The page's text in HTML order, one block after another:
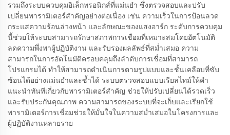
รวมถึงระบบควบคุมอิเล็กทรอนิกส์ที่แม่นยำ ซึ่งตรวจสอบและปรับ
เปลี่ยนพารามิเตอร์สำคัญอย่างต่อเนื่อง เช่น ความเร็วในการป้อนลวด
กระแสความร้อนล่วงหน้า และลักษณะของแสงอาร์ก ระดับการควบคุม
นี้ช่วยให้ระบบสามารถรักษาสภาพการเชื่อมที่เหมาะสมโดยอัตโนมัติ
ลดความพึ่งพาผู้ปฏิบัติงาน และรับรองผลลัพธ์ที่สม่ำเสมอ ความ
สามารถในการอัตโนมัติครอบคลุมถึงลำดับการเชื่อมที่สามารถ
โปรแกรมได้ ทำให้สามารถดำเนินการตามรูปแบบและชั้นเคลือบที่ซับ
ซ้อนได้อย่างแม่นยำและซ้ำได้ ระบบตรวจสอบแบบเรียลไทม์ให้คำ
แนะนำทันทีเกี่ยวกับพารามิเตอร์สำคัญ ช่วยให้ปรับเปลี่ยนได้รวดเร็ว
และรับประกันคุณภาพ ความสามารถของระบบที่จะเก็บและเรียกใช้
พารามิเตอร์การเชื่อมช่วยให้มั่นใจในความสม่ำเสมอในโครงการและ
ผู้ปฏิบัติงานหลายราย